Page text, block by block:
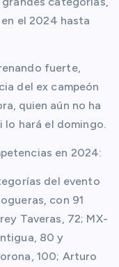
el 2024 hasta
fuerte,
del ex campeón
quien aún no ha
lo hará el domingo.
en 2024:
del evento
con 91
Taveras, 72; MX-
80 y
100; Arturo